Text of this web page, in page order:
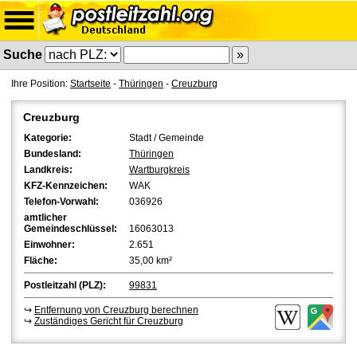
Suche
Ihre Position: Startseite - Thüringen - Creuzburg
Creuzburg
Kategorie:
Stadt / Gemeinde
Bundesland:
Thüringen
Landkreis:
Wartburgkreis
KFZ-Kennzeichen:
WAK
Telefon-Vorwahl:
036926
amtlicher
Gemeindeschlüssel:
16063013
Einwohner:
2.651
Fläche:
35,00 km²
Postleitzahl (PLZ): 99831
↪ Entfernung von Creuzburg berechnen
↪ Zuständiges Gericht für Creuzburg